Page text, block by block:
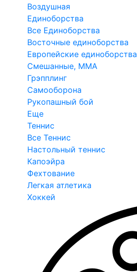
Воздушная
Единоборства
Все Единоборства
Восточные единоборства
Европейские единоборства
Смешанные, ММА
Грэпплинг
Самооборона
Рукопашный бой
Еще
Теннис
Все Теннис
Настольный теннис
Капоэйра
Фехтование
Легкая атлетика
Хоккей